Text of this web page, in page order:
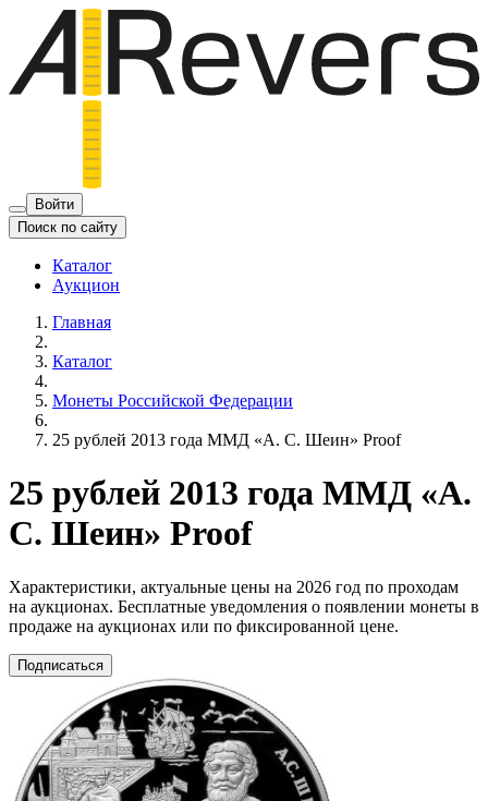
Войти
Поиск по сайту
Каталог
Аукцион
Главная
Каталог
Монеты Российской Федерации
25 рублей 2013 года ММД «А. С. Шеин» Proof
25 рублей 2013 года ММД «А.
С. Шеин» Proof
Характеристики, актуальные цены на 2026 год по проходам
на аукционах. Бесплатные уведомления о появлении монеты в
продаже на аукционах или по фиксированной цене.
Подписаться